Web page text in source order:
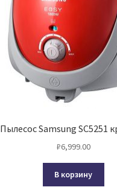
Пылесос Samsung SC5251
₽6,999.00
В корзину